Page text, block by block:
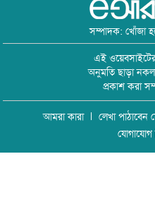
সম্পাদক: খোঁজা
এই
অনুমতি ছাড়া
প্রকাশ করা
আমরা কারা লেখা পাঠাবেন